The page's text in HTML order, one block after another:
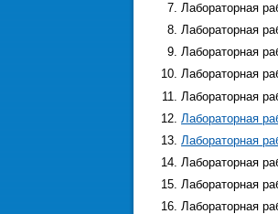
Лабораторная
Лабораторная
Лабораторная
Лабораторная
Лабораторная
Лабораторная
Лабораторная
Лабораторная
Лабораторная
Лабораторная